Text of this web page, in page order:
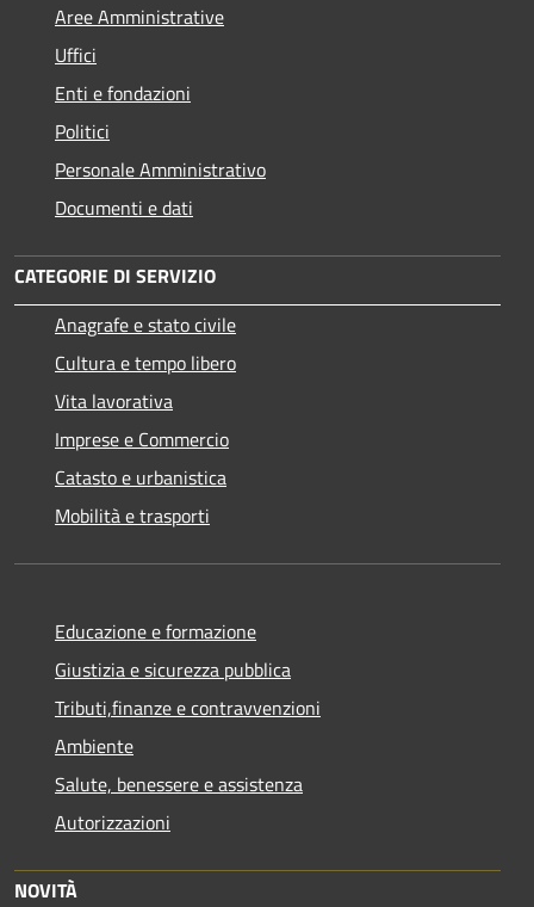
Aree Amministrative
Uffici
Enti e fondazioni
Politici
Personale Amministrativo
Documenti e dati
CATEGORIE DI SERVIZIO
Anagrafe e stato civile
Cultura e tempo libero
Vita lavorativa
Imprese e Commercio
Catasto e urbanistica
Mobilità e trasporti
Educazione e formazione
Giustizia e sicurezza pubblica
Tributi,finanze e contravvenzioni
Ambiente
Salute, benessere e assistenza
Autorizzazioni
NOVITÀ